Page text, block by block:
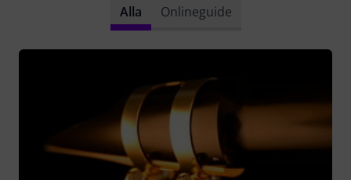
Alla Onlineguide